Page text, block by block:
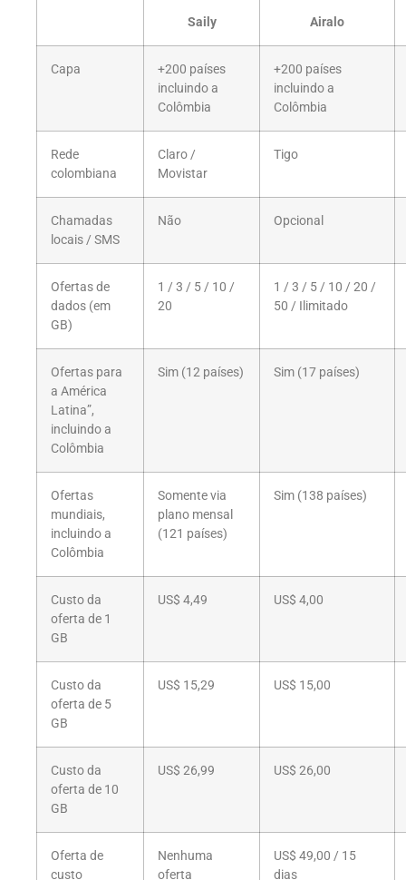
Saily Airalo
Capa
+200 países
incluindo a
Colômbia
+200 países
incluindo a
Colômbia
Rede
colombiana
Claro /
Movistar
Tigo
Chamadas
locais / SMS
Não Opcional
Ofertas de
dados (em
GB)
1 / 3 / 5 / 10 /
20
1 / 3 / 5 / 10 / 20 /
50 / Ilimitado
Ofertas para
a América
Latina”,
incluindo a
Colômbia
Sim (12 países) Sim (17 países)
Ofertas
mundiais,
incluindo a
Colômbia
Somente via
plano mensal
(121 países)
Sim (138 países)
Custo da
oferta de 1
GB
US$ 4,49 US$ 4,00
Custo da
oferta de 5
GB
US$ 15,29 US$ 15,00
Custo da
oferta de 10
GB
US$ 26,99 US$ 26,00
Oferta de
custo
Nenhuma
oferta
US$ 49,00 / 15
dias